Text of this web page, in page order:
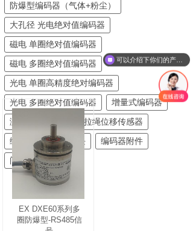
防爆型编码器（气体+粉尘）
大孔径 光电绝对值编码器
磁电 单圈绝对值编码器
磁电 多圈绝对值编码器
光电 单圈高精度绝对编码器
光电 多圈绝对值编码器
增量式编码器
测速专用编码器
拉绳位移传感器
编码器信号仪表模块
编码器附件
闸门开度荷重仪
EX DXE60系列多
圈防爆型-RS485信
可以介绍下你们的产品么